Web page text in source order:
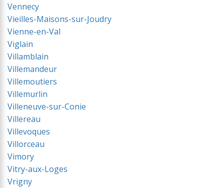
Vennecy
Vieilles-Maisons-sur-Joudry
Vienne-en-Val
Viglain
Villamblain
Villemandeur
Villemoutiers
Villemurlin
Villeneuve-sur-Conie
Villereau
Villevoques
Villorceau
Vimory
Vitry-aux-Loges
Vrigny